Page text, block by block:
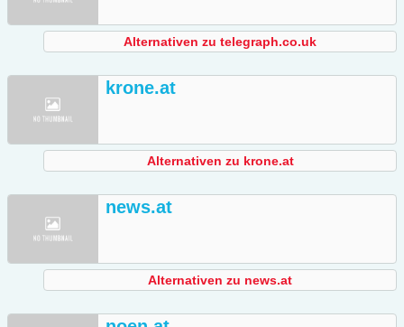
Alternativen zu telegraph.co.uk
krone.at
Alternativen zu krone.at
news.at
Alternativen zu news.at